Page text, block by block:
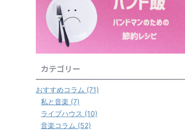
カテゴリー
おすすめコラム (71)
私と音楽 (7)
ライブハウス (10)
音楽コラム (52)